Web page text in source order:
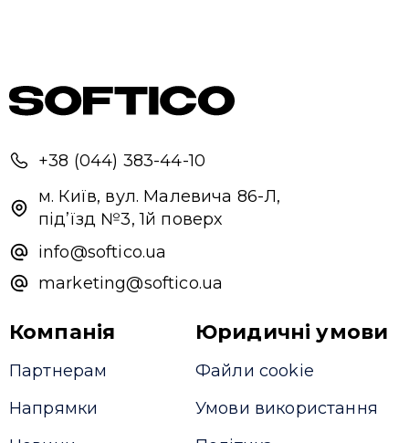
+38 (044) 383-44-10
м. Київ, вул. Малевича 86-Л,
під’їзд №3, 1й поверх
info@softico.ua
marketing@softico.ua
Компанія
Партнерам
Напрямки
Юридичні умови
Файли cookie
Умови використання